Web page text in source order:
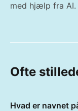
med hjælp fra AI.
Ofte
Hvad er navnet